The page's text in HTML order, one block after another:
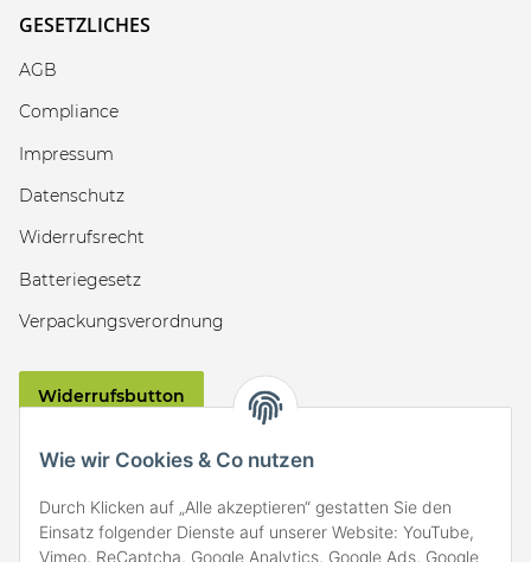
Wie wir Cookies & Co nutzen
Durch Klicken auf „Alle akzeptieren“ gestatten Sie den
Einsatz folgender Dienste auf unserer Website: YouTube,
Vimeo, ReCaptcha, Google Analytics, Google Ads, Google
GESETZLICHES
AGB
Compliance
Impressum
Datenschutz
Widerrufsrecht
Batteriegesetz
Verpackungsverordnung
Widerrufsbutton